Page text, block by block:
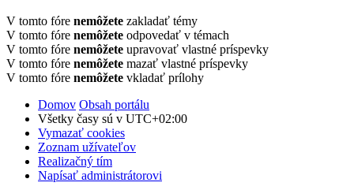
V tomto fóre nemôžete zakladať témy
V tomto fóre nemôžete odpovedať v témach
V tomto fóre nemôžete upravovať vlastné príspevky
V tomto fóre nemôžete mazať vlastné príspevky
V tomto fóre nemôžete vkladať prílohy
Domov Obsah portálu
Všetky časy sú v UTC+02:00
Vymazať cookies
Zoznam užívateľov
Realizačný tím
Napísať administrátorovi